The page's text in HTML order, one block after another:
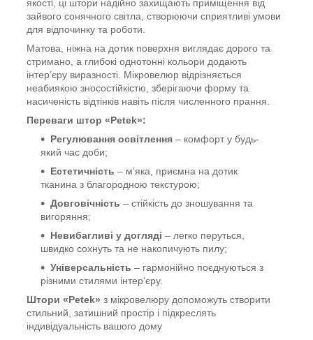
якості, ці штори надійно захищають приміщення від
зайвого сонячного світла, створюючи сприятливі умови
для відпочинку та роботи.
Матова, ніжна на дотик поверхня виглядає дорого та
стримано, а глибокі однотонні кольори додають
інтер’єру виразності. Мікровелюр відрізняється
неабиякою зносостійкістю, зберігаючи форму та
насиченість відтінків навіть після численного прання.
Переваги штор «Petek»:
Регулювання освітлення – комфорт у будь-
який час доби;
Естетичність – м’яка, приємна на дотик
тканина з благородною текстурою;
Довговічність – стійкість до зношування та
вигоряння;
Невибагливі у догляді – легко перуться,
швидко сохнуть та не накопичують пилу;
Універсальність – гармонійно поєднуються з
різними стилями інтер’єру.
Штори «Petek» з мікровелюру допоможуть створити
стильний, затишний простір і підкреслять
індивідуальність вашого дому